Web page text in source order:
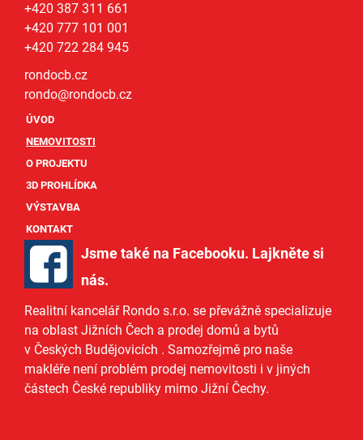
+420 387 311 661
+420 777 101 001
+420 722 284 945
rondocb.cz
rondo@rondocb.cz
ÚVOD
NEMOVITOSTI
O PROJEKTU
3D PROHLÍDKA
VÝSTAVBA
KONTAKT
Jsme také na Facebooku. Lajkněte si
nás.
Realitní kancelář Rondo s.r.o. se převážně specializuje
na oblast Jižních Čech a prodej domů a bytů
v Českých Budějovicích . Samozřejmě pro naše
makléře není problém prodej nemovitosti i v jiných
částech České republiky mimo Jižní Čechy.